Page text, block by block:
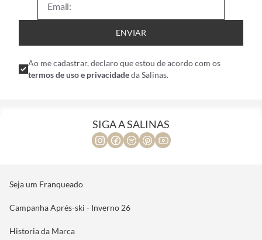
ENVIAR
Ao me cadastrar, declaro que estou de acordo com os
termos de uso e privacidadeda Salinas.
SIGA A SALINAS
Seja um Franqueado
Campanha Aprés-ski - Inverno 26
Historia da Marca